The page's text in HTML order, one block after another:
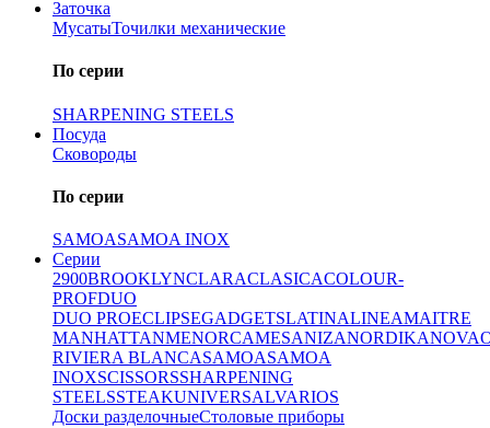
Заточка
МусатыТочилки механические
По серии
SHARPENING STEELS
Посуда
Сковороды
По серии
SAMOASAMOA INOX
Серии
2900BROOKLYNCLARACLASICACOLOUR-
PROFDUO
DUO PROECLIPSEGADGETSLATINALINEAMAITRE
MANHATTANMENORCAMESANIZANORDIKANOVA
RIVIERA BLANCASAMOASAMOA
INOXSCISSORSSHARPENING
STEELSSTEAKUNIVERSALVARIOS
Доски разделочныеСтоловые приборы